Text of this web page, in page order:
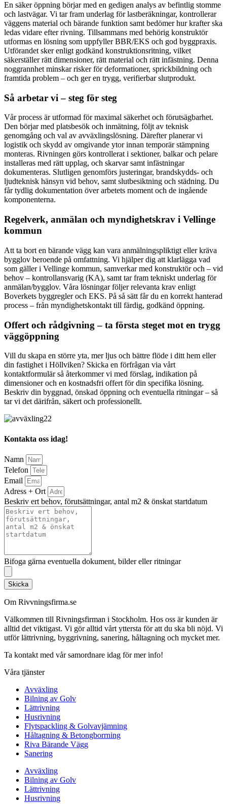
En säker öppning börjar med en gedigen analys av befintlig stomme
och lastvägar. Vi tar fram underlag för lastberäkningar, kontrollerar
väggens material och bärande funktion samt bedömer hur krafter ska
ledas vidare efter rivning. Tillsammans med behörig konstruktör
utformas en lösning som uppfyller BBR/EKS och god byggpraxis.
Utförandet sker enligt godkänd konstruktionsritning, vilket
säkerställer rätt dimensioner, rätt material och rätt infästning. Denna
noggrannhet minskar risker för deformationer, sprickbildning och
framtida problem – och ger en trygg, verifierbar slutprodukt.
Så arbetar vi – steg för steg
Vår process är utformad för maximal säkerhet och förutsägbarhet.
Den börjar med platsbesök och inmätning, följt av teknisk
genomgång och val av avväxlingslösning. Därefter planerar vi
logistik och skydd av omgivande ytor innan temporär stämpning
monteras. Rivningen görs kontrollerat i sektioner, balkar och pelare
installeras med rätt upplag, och skarvar samt infästningar
dokumenteras. Slutligen genomförs justeringar, brandskydds- och
ljudteknisk hänsyn vid behov, samt slutbesiktning och städning. Du
får tydlig dokumentation över arbetets moment och de ingående
komponenterna.
Regelverk, anmälan och myndighetskrav i Vellinge
kommun
Att ta bort en bärande vägg kan vara anmälningspliktigt eller kräva
bygglov beroende på omfattning. Vi hjälper dig att klarlägga vad
som gäller i Vellinge kommun, samverkar med konstruktör och – vid
behov – kontrollansvarig (KA), samt tar fram tekniskt underlag för
anmälan/bygglov. Våra lösningar följer relevanta krav enligt
Boverkets byggregler och EKS. På så sätt får du en korrekt hanterad
process – från myndighetskontakt till färdig, godkänd öppning.
Offert och rådgivning – ta första steget mot en trygg
väggöppning
Vill du skapa en större yta, mer ljus och bättre flöde i ditt hem eller
din fastighet i Höllviken? Skicka en förfrågan via vårt
kontaktformulär så återkommer vi med förslag, indikation på
dimensioner och en kostnadsfri offert för din specifika lösning.
Beskriv din byggnad, önskad öppning och eventuella ritningar – så
tar vi det därifrån, säkert och professionellt.
Kontakta oss idag!
Namn
Telefon
Email
Adress + Ort
Beskriv ert behov, förutsättningar, antal m2 & önskat startdatum
Bifoga gärna eventuella dokument, bilder eller ritningar
Skicka
Om Rivvningsfirma.se
Välkommen till Rivningsfirman i Stockholm. Hos oss är kunden är
alltid det viktigast. Vi gör alltid vårt yttersta för att du ska bli nöjd. Vi
utför lättrivning, byggrivning, sanering, håltagning och mycket mer.
Ta kontakt med vår samordnare idag för mer info!
Våra tjänster
Avväxling
Bilning av Golv
Lättrivning
Husrivning
Flytspackling & Golvavjämning
Håltagning & Betongborrning
Riva Bärande Vägg
Sanering
Avväxling
Bilning av Golv
Lättrivning
Husrivning